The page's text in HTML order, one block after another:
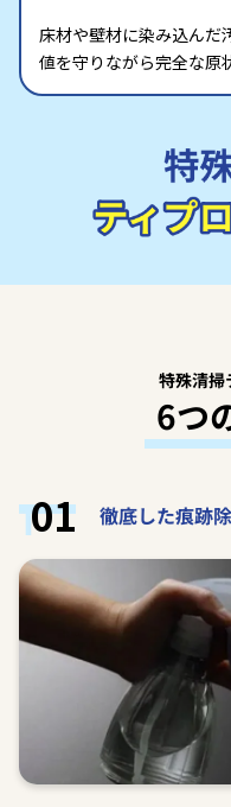
床材や壁材に染み込んだ
値を守りながら完全な原
特殊清掃
6つ
01 徹底した痕跡